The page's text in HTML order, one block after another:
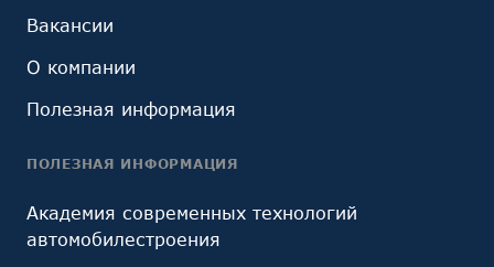
Вакансии
О компании
Полезная информация
ПОЛЕЗНАЯ ИНФОРМАЦИЯ
Академия современных технологий
автомобилестроения